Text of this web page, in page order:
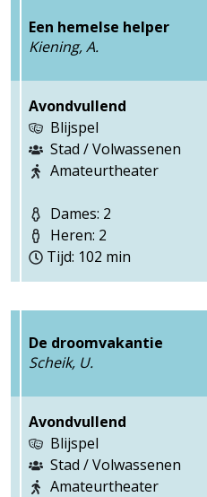
Een hemelse helper
Kiening, A.
Avondvullend
Blijspel
Stad / Volwassenen
Amateurtheater
Dames: 2
Heren: 2
Tijd: 102 min
De droomvakantie
Scheik, U.
Avondvullend
Blijspel
Stad / Volwassenen
Amateurtheater